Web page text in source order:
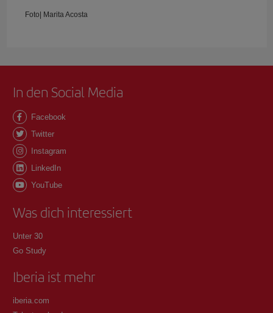
Foto| Marita Acosta
In den Social Media
Facebook
Twitter
Instagram
LinkedIn
YouTube
Was dich interessiert
Unter 30
Go Study
Iberia ist mehr
iberia.com